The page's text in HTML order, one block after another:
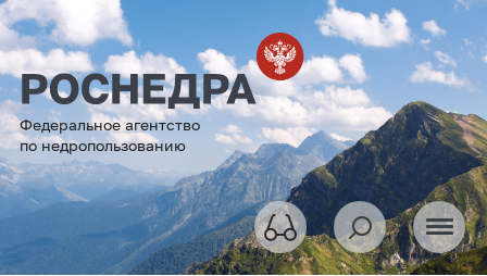
Федеральное агентство
по недропользованию